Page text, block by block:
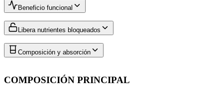
Beneficio funcional
Libera nutrientes bloqueados
Composición y absorción
COMPOSICIÓN PRINCIPAL